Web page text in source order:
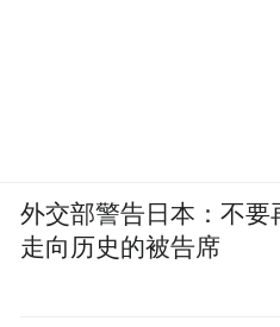
外交部警告日本：不要
走向历史的被告席